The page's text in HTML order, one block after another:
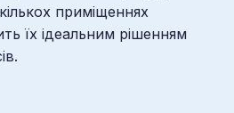
приміщеннях
їх ідеальним рішенням